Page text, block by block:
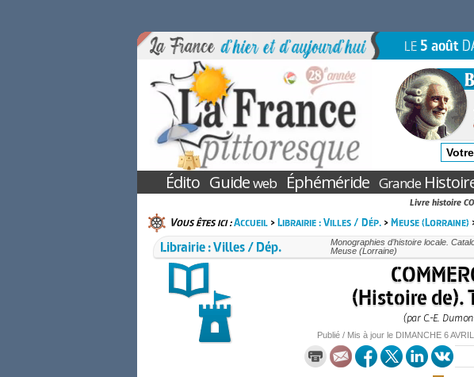
LE 5 août
Édito Guideweb Éphéméride Grande
Livre histoire
Vous êtes ici :Accueil>Librairie : Villes / Dép.>Meuse (Lorraine)
Librairie : Villes / Dép.
Monographies d’histoire locale.
Meuse (Lorraine)
(Histoire de).
(par C.-E.
Publié / Mis à jour le DIMANCHE 6